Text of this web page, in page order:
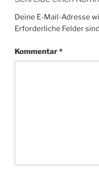
Deine E-Mail-Adresse
Erforderliche Felder
Kommentar*